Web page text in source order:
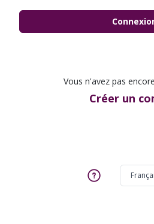
Vous n'avez pas
Créer un